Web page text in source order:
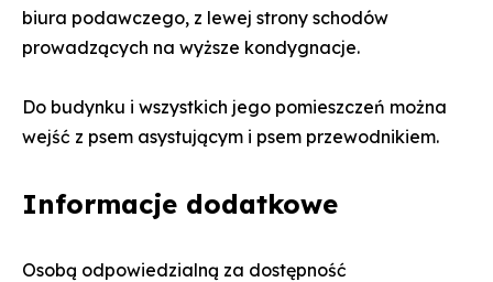
biura podawczego, z lewej strony schodów
prowadzących na wyższe kondygnacje.
Do budynku i wszystkich jego pomieszczeń można
wejść z psem asystującym i psem przewodnikiem.
Informacje dodatkowe
Osobą odpowiedzialną za dostępność